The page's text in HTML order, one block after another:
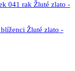
041 rak Žluté zlato -
Žluté zlato -